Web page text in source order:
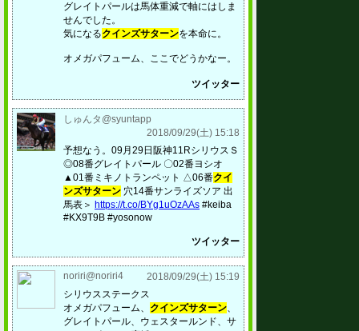
グレイトパールは馬体重減で軸にはしま
せんでした。
気になるクインズサターンを本命に。
オメガパフューム、ここでどうかなー。
ツイッター
しゅんタ@syuntapp
2018/09/29(土) 15:18
予想なう。09月29日阪神11RシリウスＳ
◎08番グレイトパール 〇02番ヨシオ
▲01番ミキノトランペット △06番クイ
ンズサターン 穴14番サンライズソア 出
馬表＞ https://t.co/BYg1uOzAAs #keiba
#KX9T9B #yosonow
ツイッター
noriri@noriri4
2018/09/29(土) 15:19
シリウスステークス
オメガパフューム、 クインズサターン、
グレイトパール、ウェスタールンド、サ